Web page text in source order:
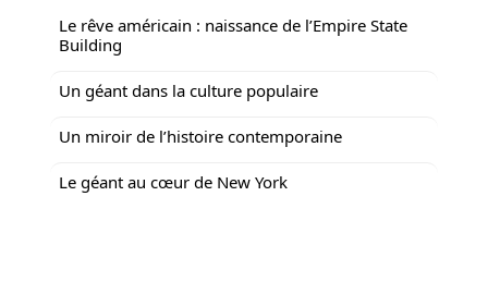
Le rêve américain : naissance de l’Empire State
Building
Un géant dans la culture populaire
Un miroir de l’histoire contemporaine
Le géant au cœur de New York